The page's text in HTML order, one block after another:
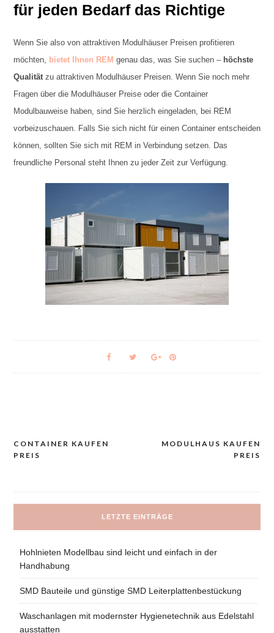
für jeden Bedarf das Richtige
Wenn Sie also von attraktiven Modulhäuser Preisen profitieren
möchten, bietet Ihnen REM genau das, was Sie suchen – höchste
Qualitätzu attraktiven Modulhäuser Preisen. Wenn Sie noch mehr
Fragen über die Modulhäuser Preise oder die Container
Modulbauweise haben, sind Sie herzlich eingeladen, bei REM
vorbeizuschauen. Falls Sie sich nicht für einen Container entscheiden
können, sollten Sie sich mit REM in Verbindung setzen. Das
freundliche Personal steht Ihnen zu jeder Zeit zur Verfügung.
Navigacija
CONTAINER KAUFEN
PREIS
MODULHAUS KAUFEN
PREIS
LETZTE EINTRÄGE
Hohlnieten Modellbau sind leicht und einfach in der
Handhabung
SMD Bauteile und günstige SMD Leiterplattenbestückung
Waschanlagen mit modernster Hygienetechnik aus Edelstahl
ausstatten